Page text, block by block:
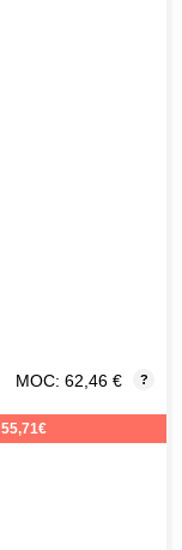
MOC: 62,46 € ?
55,71€